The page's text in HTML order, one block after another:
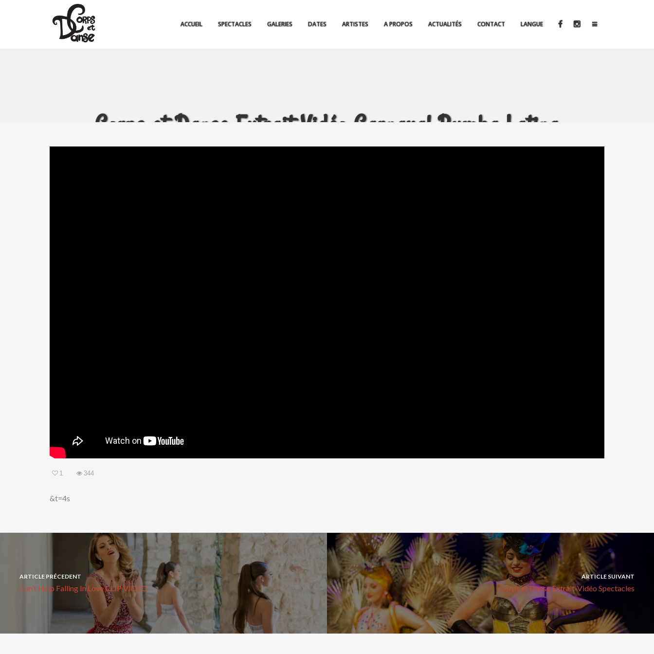
ACCUEIL SPECTACLES GALERIES DATES ARTISTES A PROPOS ACTUALITÉS CONTACT LANGUE
Corps et Danse Extrait Vidéo Carnaval Rumba Latina
1 344
&t=4s
ARTICLE PRÉCEDENT
Can’t Help Falling In Love CLIP VIDEO
ARTICLE SUIVANT
Corps et Danse Extrait-Vidéo Spectacles